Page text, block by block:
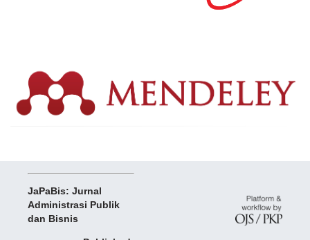
JaPaBis: Jurnal
Administrasi Publik
dan Bisnis